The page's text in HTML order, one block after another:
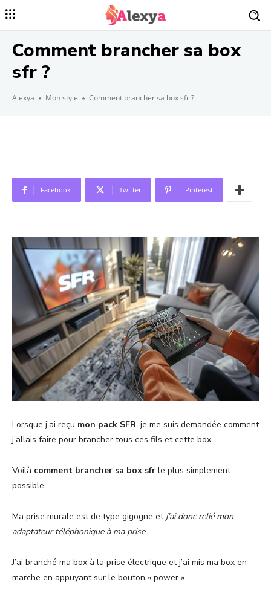
Comment brancher sa box
sfr ?
Alexya Mon style Comment brancher sa box sfr ?
Facebook Twitter Pinterest
Lorsque j’ai reçu mon pack SFR, je me suis demandée comment
j’allais faire pour brancher tous ces fils et cette box.
Voilà comment brancher sa box sfr le plus simplement
possible.
Ma prise murale est de type gigogne et j’ai donc relié mon
adaptateur téléphonique à ma prise
J’ai branché ma box à la prise électrique et j’ai mis ma box en
marche en appuyant sur le bouton « power ».